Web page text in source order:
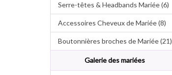
Serre-têtes & Headbands Mariée (6)
Accessoires Cheveux de Mariée (8)
Boutonnières broches de Mariée (21)
Galerie des mariées